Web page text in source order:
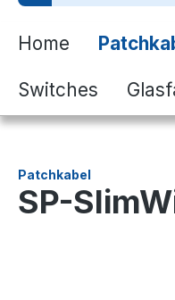
Home
Switches
Patchkabel
SP-